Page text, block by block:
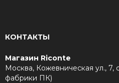
КОНТАКТЫ
Магазин Riconte
Москва, Кожевническая ул., 7,
фабрики ПК)